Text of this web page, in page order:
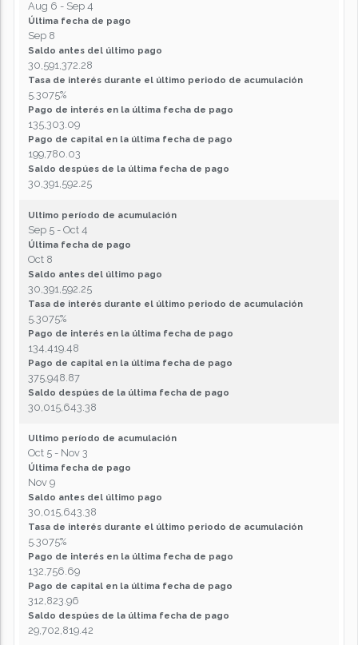
Aug 6 - Sep 4
Última fecha de pago
Sep 8
Saldo antes del último pago
30,591,372.28
Tasa de interés durante el último periodo de acumulación
5.3075%
Pago de interés en la última fecha de pago
135,303.09
Pago de capital en la última fecha de pago
199,780.03
Saldo despúes de la última fecha de pago
30,391,592.25
Ultimo período de acumulación
Sep 5 - Oct 4
Última fecha de pago
Oct 8
Saldo antes del último pago
30,391,592.25
Tasa de interés durante el último periodo de acumulación
5.3075%
Pago de interés en la última fecha de pago
134,419.48
Pago de capital en la última fecha de pago
375,948.87
Saldo despúes de la última fecha de pago
30,015,643.38
Ultimo período de acumulación
Oct 5 - Nov 3
Última fecha de pago
Nov 9
Saldo antes del último pago
30,015,643.38
Tasa de interés durante el último periodo de acumulación
5.3075%
Pago de interés en la última fecha de pago
132,756.69
Pago de capital en la última fecha de pago
312,823.96
Saldo despúes de la última fecha de pago
29,702,819.42